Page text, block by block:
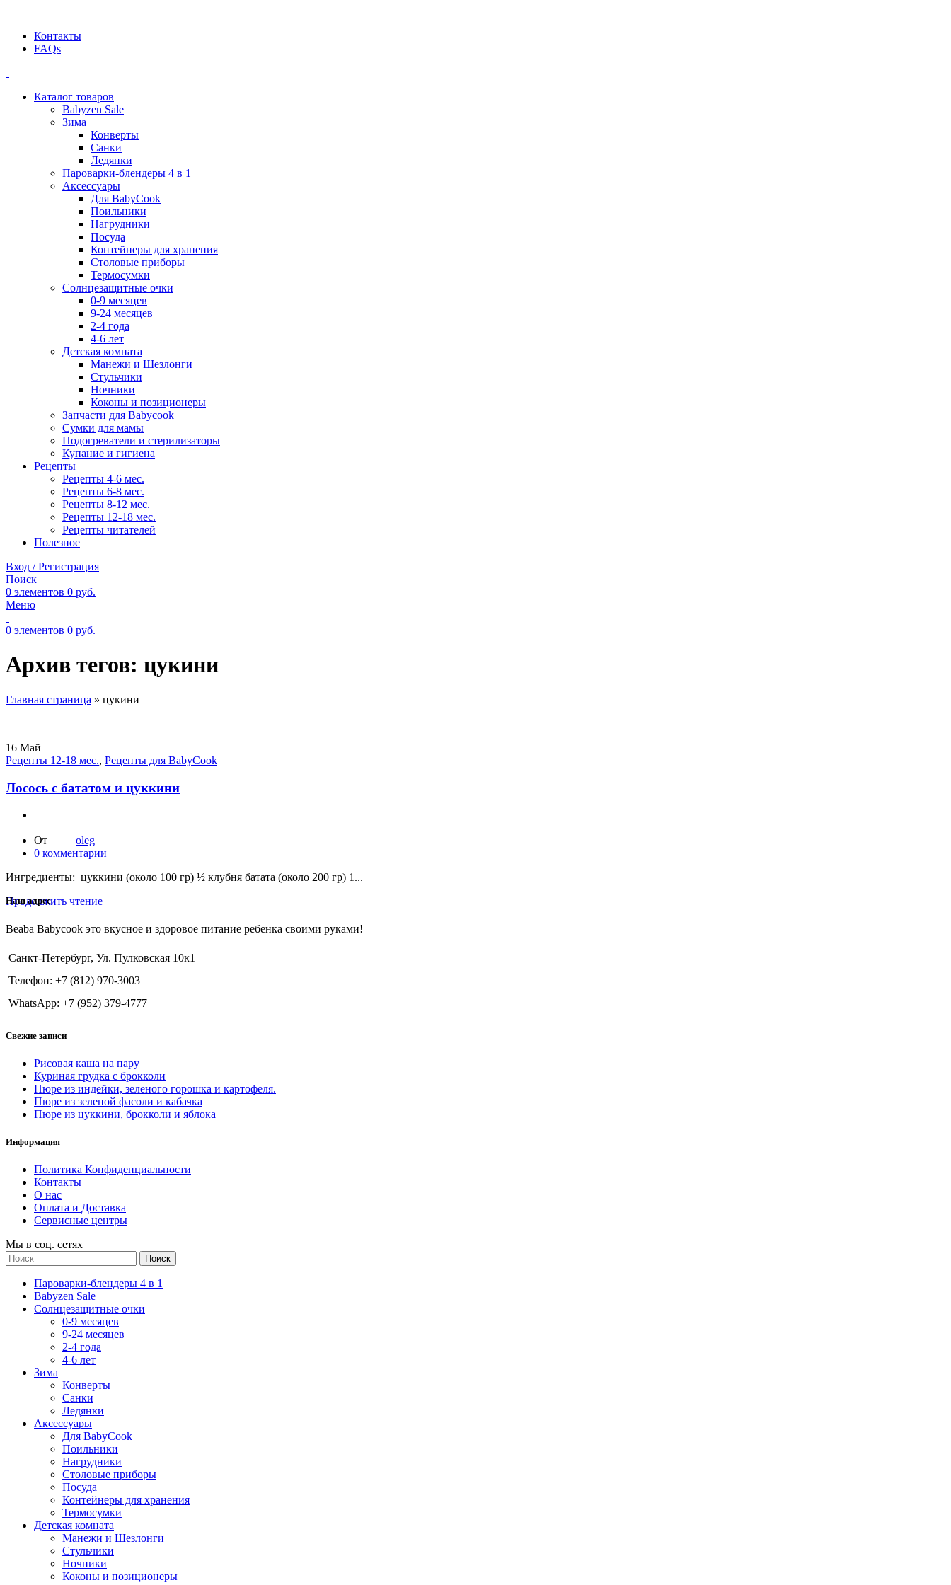
Контакты
FAQs
Каталог товаров
Babyzen Sale
Зима
Конверты
Санки
Ледянки
Пароварки-блендеры 4 в 1
Аксессуары
Для BabyCook
Поильники
Нагрудники
Посуда
Контейнеры для хранения
Столовые приборы
Термосумки
Солнцезащитные очки
0-9 месяцев
9-24 месяцев
2-4 года
4-6 лет
Детская комната
Манежи и Шезлонги
Стульчики
Ночники
Коконы и позиционеры
Запчасти для Babycook
Сумки для мамы
Подогреватели и стерилизаторы
Купание и гигиена
Рецепты
Рецепты 4-6 мес.
Рецепты 6-8 мес.
Рецепты 8-12 мес.
Рецепты 12-18 мес.
Рецепты читателей
Полезное
Вход / Регистрация
Поиск
0 элементов 0 руб.
Меню
0 элементов 0 руб.
Архив тегов: цукини
Главная страница » цукини
16 Май
Рецепты 12-18 мес., Рецепты для BabyCook
Лосось с бататом и цуккини
От
oleg
0 комментарии
Ингредиенты: цуккини (около 100 гр) ½ клубня батата (около 200 гр) 1...
Продолжить чтение
Наш адрес
Beaba Babycook это вкусное и здоровое питание ребенка своими руками!
Санкт-Петербург, Ул. Пулковская 10к1
Телефон: +7 (812) 970-3003
WhatsApp: +7 (952) 379-4777
Свежие записи
Рисовая каша на пару
Куриная грудка с брокколи
Пюре из индейки, зеленого горошка и картофеля.
Пюре из зеленой фасоли и кабачка
Пюре из цуккини, брокколи и яблока
Информация
Политика Конфиденциальности
Контакты
О нас
Оплата и Доставка
Сервисные центры
Мы в соц. сетях
Поиск
Пароварки-блендеры 4 в 1
Babyzen Sale
Солнцезащитные очки
0-9 месяцев
9-24 месяцев
2-4 года
4-6 лет
Зима
Конверты
Санки
Ледянки
Аксессуары
Для BabyCook
Поильники
Нагрудники
Столовые приборы
Посуда
Контейнеры для хранения
Термосумки
Детская комната
Манежи и Шезлонги
Стульчики
Ночники
Коконы и позиционеры